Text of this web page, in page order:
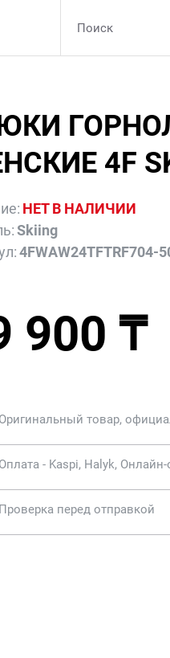
4F
НЕТ В НАЛИЧИИ
Skiing
4FWAW24TFTRF704-
900 ₸
Оригинальный товар,
Оплата - Kaspi, Halyk,
Проверка перед отправкой